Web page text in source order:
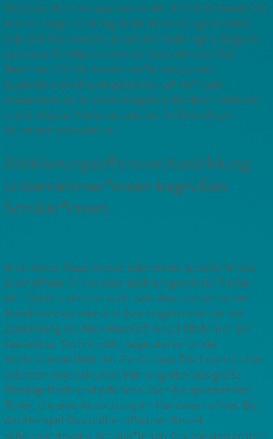
Um Jugendlichen spannende berufliche Optionen im
Kiez zu zeigen und regionale Ausbildungsbetriebe
mit dem Nachwuchs zusammenzubringen, begann
das neue Schuljahr mit inspirierenden Vor-Ort-
Terminen, für Unternehmer*innen gab ein
Expertenworkshop Inspiration, Lehrer*innen
erwarteten beim Studientag tolle Berliner Betriebe
und 9.Klässler*innen entdecken in Workshops
Unternehmenswelten.
Aktivierungsoffensive Ausbildung:
Unternehmer*innen begrüßen
Schüler*innen
Im Crowne Plaza mixten talentierte Schüler*innen
alkoholfreie Drinks oder deckten geschickt Tische
ein. Dabei trafen sie auch zwei Auszubildende des
Hotels und wurden alle ihre Fragen rund um die
Ausbildung los. Nick Haseloff, Geschäftsführer der
Gerüstbau Tisch GmbH, begeisterte für die
faszinierende Welt des Gerüstbaus Die Jugendlichen
erlebten eine exklusive Führung über das große
Werksgelände und erfuhren über die spannenden
Türen, die eine Ausbildung im Handwerk öffnet. Bei
der Hempel GesundheitsPartner GmbH